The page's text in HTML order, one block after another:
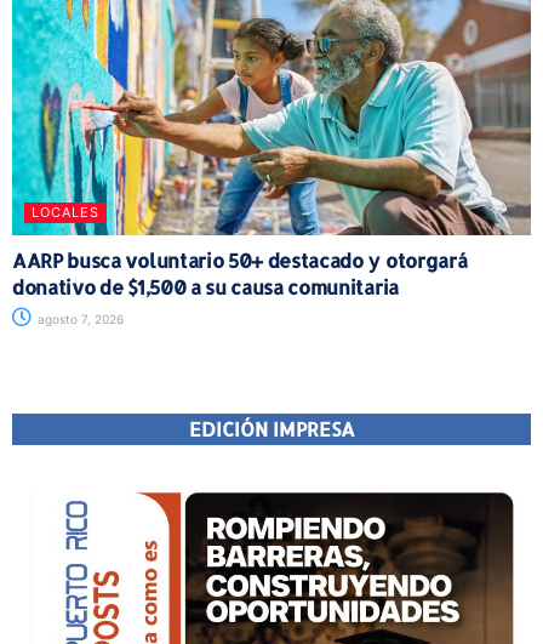
LOCALES
AARP busca voluntario 50+ destacado y otorgará
donativo de $1,500 a su causa comunitaria
agosto 7, 2026
EDICIÓN IMPRESA